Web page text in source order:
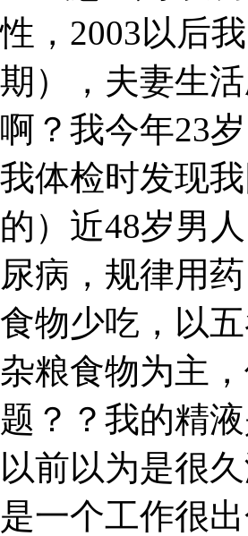
性，2003以后
期），夫妻生
啊？我今年23
我体检时发现
的）近48岁男
尿病，规律用
食物少吃，以
杂粮食物为主
题？？我的精
以前以为是很
是一个工作很